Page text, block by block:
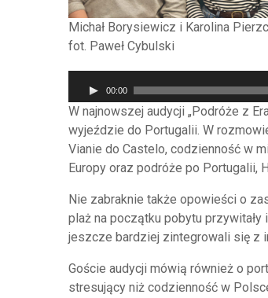
Michał Borysiewicz i Karolina
fot. Paweł Cybulski
plików
dźwiękowych
00:00
W najnowszej audycji „Podróże z
wyjeździe do Portugalii. W
Vianie do Castelo, codzienność w
Europy oraz podróże po Portugalii,
Nie zabraknie także opowieści o
plaż na początku pobytu przywitały
jeszcze bardziej zintegrowali się z
Goście audycji mówią również o
stresujący niż codzienność w